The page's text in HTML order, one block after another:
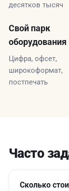
десятков тысяч
Свой парк
оборудования
Цифра, офсет,
широкоформат,
постпечать
Часто
Сколько